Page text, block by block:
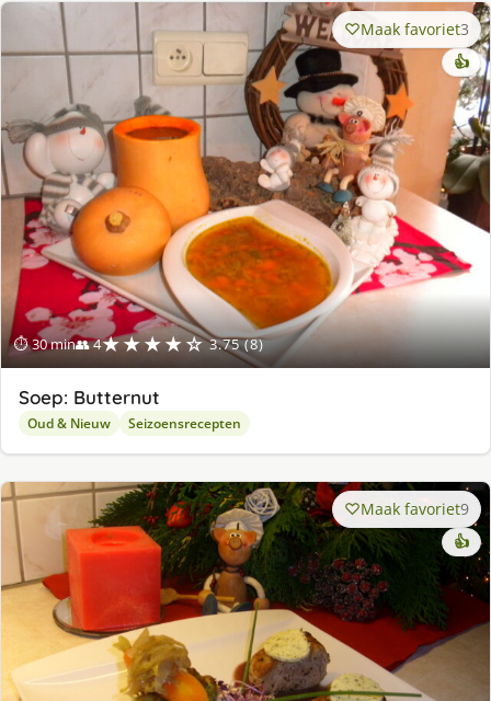
⏱ 30 min👥 4★★★★☆ 3.75 (8)
Maak favoriet3
👍
Soep: Butternut
Oud & Nieuw Seizoensrecepten
Maak favoriet9
👍